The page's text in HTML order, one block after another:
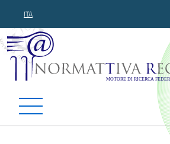
ITA
Normattiva